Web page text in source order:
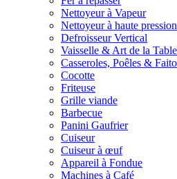
Nettoyeur à Vapeur
Nettoyeur à haute pression
Defroisseur Vertical
Vaisselle & Art de la Table
Casseroles, Poêles &
Cocotte
Friteuse
Grille viande
Barbecue
Panini Gaufrier
Cuiseur
Cuiseur à œuf
Appareil à Fondue
Machines à Café